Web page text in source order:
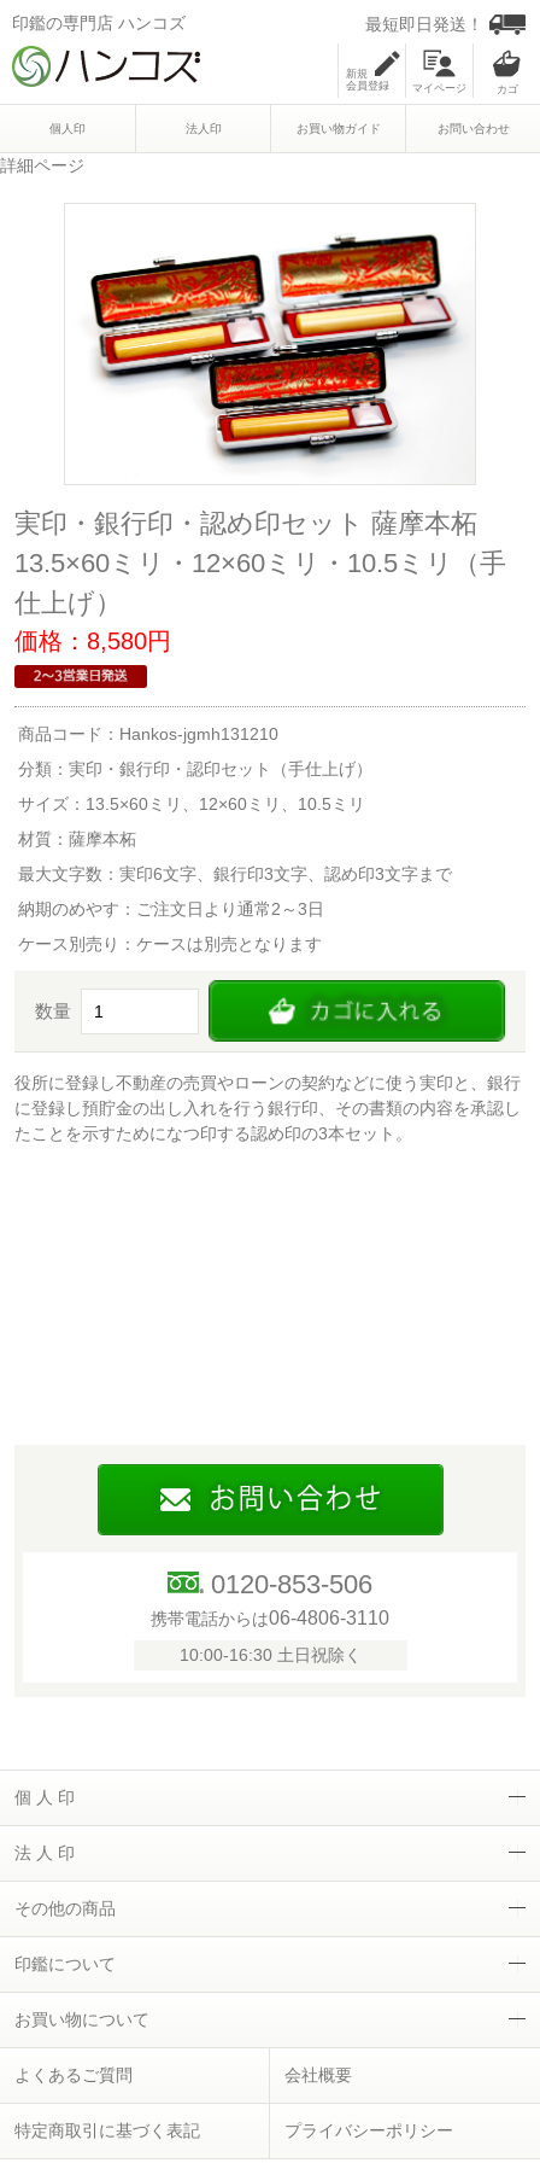
印鑑の専門店 ハンコズ 最短即日発送！
新規
会員登録
マイページ
個人印 法人印 お買い物ガイド お問い合わせ
詳細ページ
実印・銀行印・認め印セット 薩摩本柘
13.5×60ミリ・12×60ミリ・10.5ミリ（手
仕上げ）
価格：8,580円
商品コード：Hankos-jgmh131210
分類： 実印・銀行印・認印セット（手仕上げ）
サイズ：13.5×60ミリ、12×60ミリ、10.5ミリ
材質：薩摩本柘
最大文字数：実印6文字、銀行印3文字、認め印3文字まで
納期のめやす：ご注文日より通常2～3日
ケース別売り：ケースは別売となります
数量
役所に登録し不動産の売買やローンの契約などに使う実印と、銀行
に登録し預貯金の出し入れを行う銀行印、その書類の内容を承認し
たことを示すためになつ印する認め印の3本セット。
0120-853-506
携帯電話からは06-4806-3110
10:00-16:30 土日祝除く
個 人 印
法 人 印
その他の商品
印鑑について
お買い物について
よくあるご質問 会社概要
特定商取引に基づく表記 プライバシーポリシー